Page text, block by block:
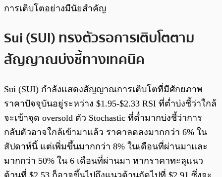
การเติบโตอย่างมีนัยสำคัญ
Sui (SUI) ทรงตัวรอการเติบโตตาม
สัญญาณบ่งชี้ทางเทคนิค
Sui (SUI) กำลังแสดงสัญญาณการเติบโตที่มีศักยภาพ
ราคาปัจจุบันอยู่ระหว่าง $1.95-$2.33 RSI ที่ต่ำบ่งชี้ว่าใกล้
จะเข้าจุด oversold ตัว Stochastic ที่ต่ำมากบ่งชี้ว่าการ
กลับตัวอาจใกล้เข้ามาแล้ว ราคาลดลงมากกว่า 6% ใน
สัปดาห์นี้ แต่เพิ่มขึ้นมากกว่า 8% ในเดือนที่ผ่านมาและ
มากกว่า 50% ใน 6 เดือนที่ผ่านมา หากราคาทะลุแนว
ต้านที่ $2.53 ก็อาจขึ้นไปถึงแนวต้านถัดไปที่ $2.91 ซึ่งจะ